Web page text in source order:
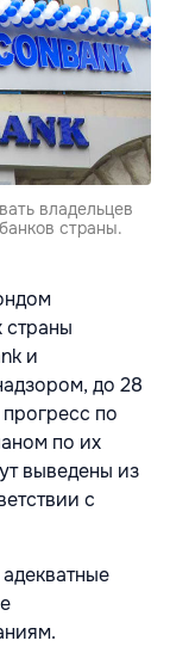
владельцев
страны.
страны
и
до 28
по
по их
выведены из
с